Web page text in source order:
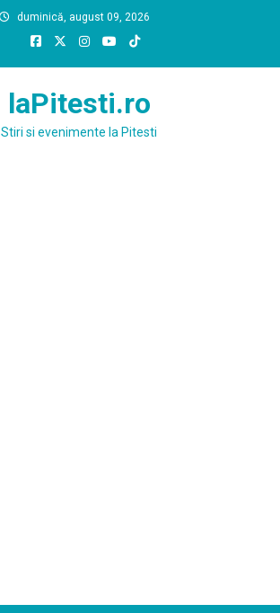
duminică, august 09, 2026
laPitesti.ro
Stiri si evenimente la Pitesti